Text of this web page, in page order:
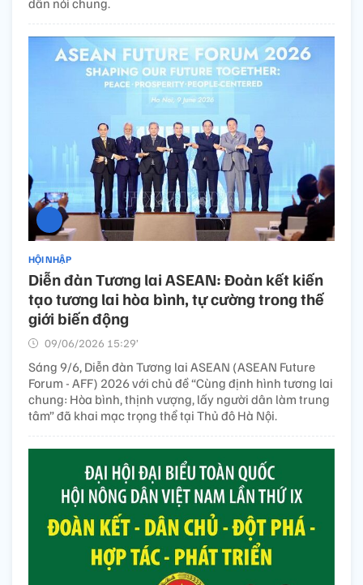
HỘI NHẬP
Diễn đàn Tương lai ASEAN: Đoàn kết kiến
tạo tương lai hòa bình, tự cường trong thế
giới biến động
09/06/2026 15:29’
Sáng 9/6, Diễn đàn Tương lai ASEAN (ASEAN Future
Forum - AFF) 2026 với chủ đề “Cùng định hình tương lai
chung: Hòa bình, thịnh vượng, lấy người dân làm trung
tâm” đã khai mạc trọng thể tại Thủ đô Hà Nội.